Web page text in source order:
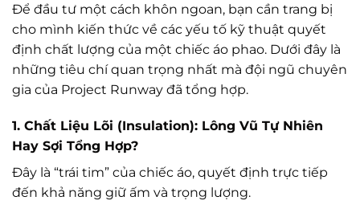
Để đầu tư một cách khôn ngoan, bạn cần trang bị
cho mình kiến thức về các yếu tố kỹ thuật quyết
định chất lượng của một chiếc áo phao. Dưới đây là
những tiêu chí quan trọng nhất mà đội ngũ chuyên
gia của Project Runway đã tổng hợp.
1. Chất Liệu Lõi (Insulation): Lông Vũ Tự Nhiên
Hay Sợi Tổng Hợp?
Đây là “trái tim” của chiếc áo, quyết định trực tiếp
đến khả năng giữ ấm và trọng lượng.